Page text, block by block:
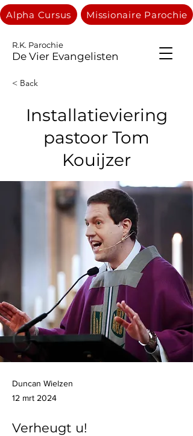
R.K. Parochie
De Vier Evangelisten
Alpha Cursus Missionaire Parochie
< Back
Installatieviering
pastoor Tom
Kouijzer
Duncan Wielzen
12 mrt 2024
Verheugt u!